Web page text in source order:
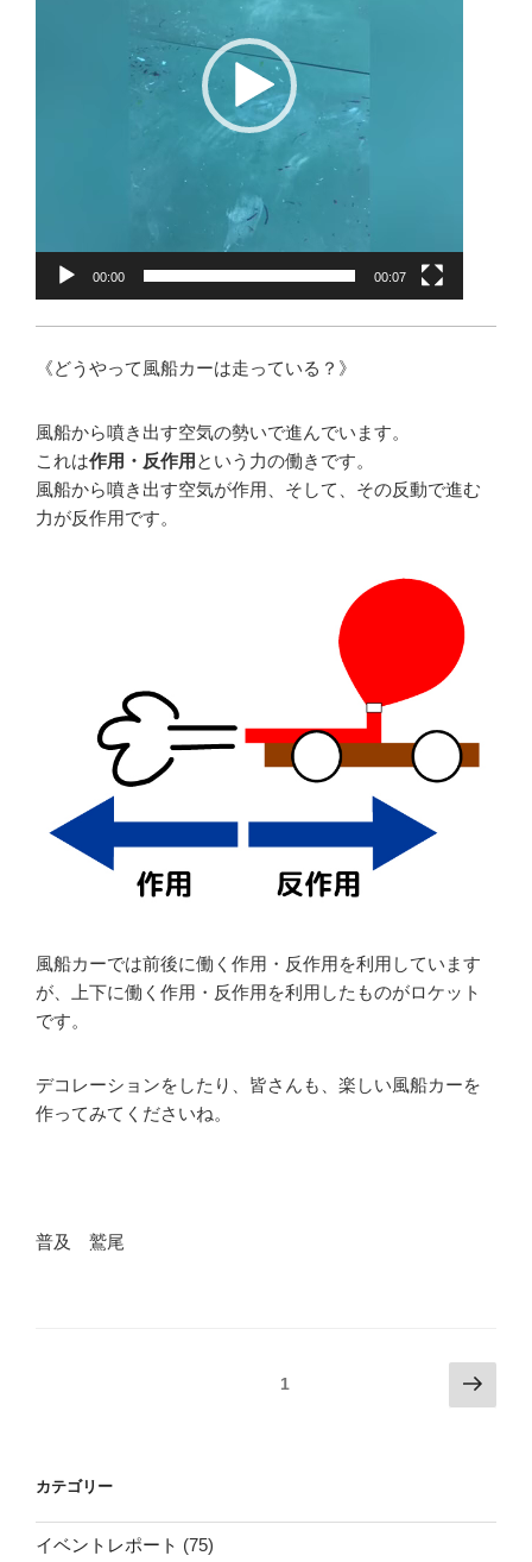
00:00 00:07
《どうやって風船カーは走っている？》
風船から噴き出す空気の勢いで進んでいます。
これは作用・反作用 という力の働きです。
風船から噴き出す空気が作用、そして、その反動で進む
力が反作用です。
風船カーでは前後に働く作用・反作用を利用しています
が、上下に働く作用・反作用を利用したものがロケット
です。
デコレーションをしたり、皆さんも、楽しい風船カーを
作ってみてくださいね。
普及 鷲尾
ペ
ジ
1
次
の
カテゴリー
イベントレポート (75)